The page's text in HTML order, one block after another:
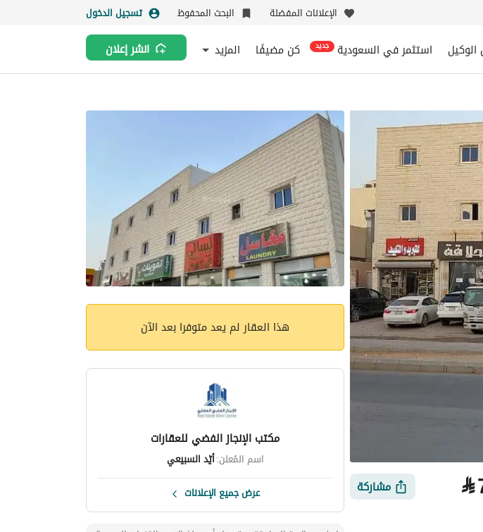
الإعلانات المفضلة البحث المحفوظ تسجيل الدخول
استثمر في السعودية جديد كن مضيفًا المزيد انشر إعلان
⃁ مشاركة
هذا العقار لم يعد متوفرا بعد الآن
مكتب الإنجاز الفضي للعقارات
اسم المُعلن:أيّد السبيعي
عرض جميع الإعلانات